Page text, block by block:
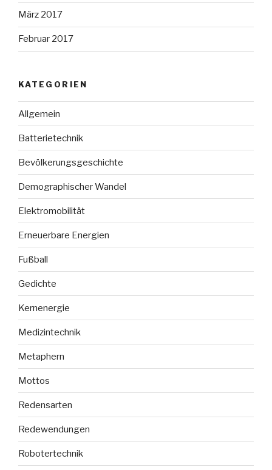
März 2017
Februar 2017
KATEGORIEN
Allgemein
Batterietechnik
Bevölkerungsgeschichte
Demographischer Wandel
Elektromobilität
Erneuerbare Energien
Fußball
Gedichte
Kernenergie
Medizintechnik
Metaphern
Mottos
Redensarten
Redewendungen
Robotertechnik